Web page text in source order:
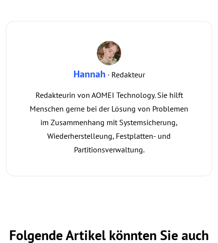
Hannah · Redakteur
Redakteurin von AOMEI Technology. Sie hilft
Menschen gerne bei der Lösung von Problemen
im Zusammenhang mit Systemsicherung,
Wiederherstelleung, Festplatten- und
Partitionsverwaltung.
Folgende Artikel könnten Sie auch